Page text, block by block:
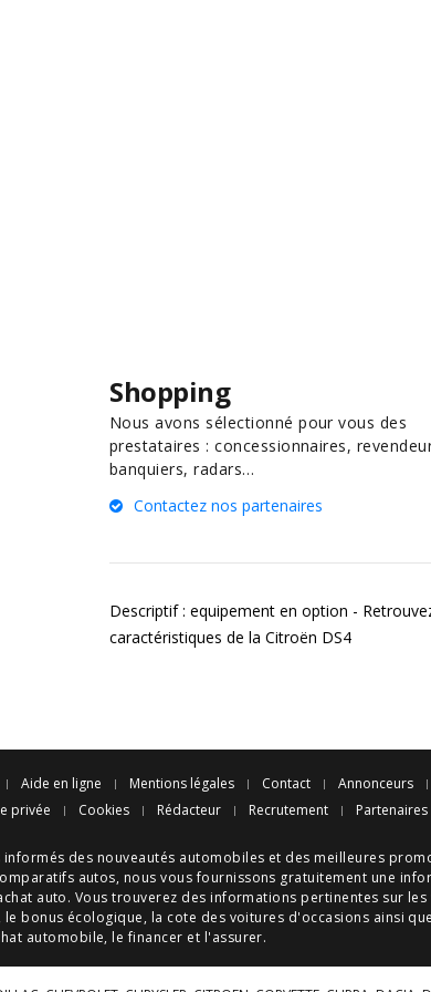
Shopping
Nous avons sélectionné pour vous des
prestataires : concessionnaires,
banquiers, radars…
Contactez nos partenaires
Descriptif : equipement en option -
caractéristiques de la Citroën DS4
Aide en ligne Mentions légales Contact
Annonceurs
privée Cookies Rédacteur Recrutement Partenaires
informés des nouveautés automobiles et des meilleures
autos, nous vous fournissons gratuitement une
auto. Vous trouverez des informations pertinentes sur les
, le bonus écologique, la cote des voitures d'occasions ainsi
automobile, le financer et l'assurer.